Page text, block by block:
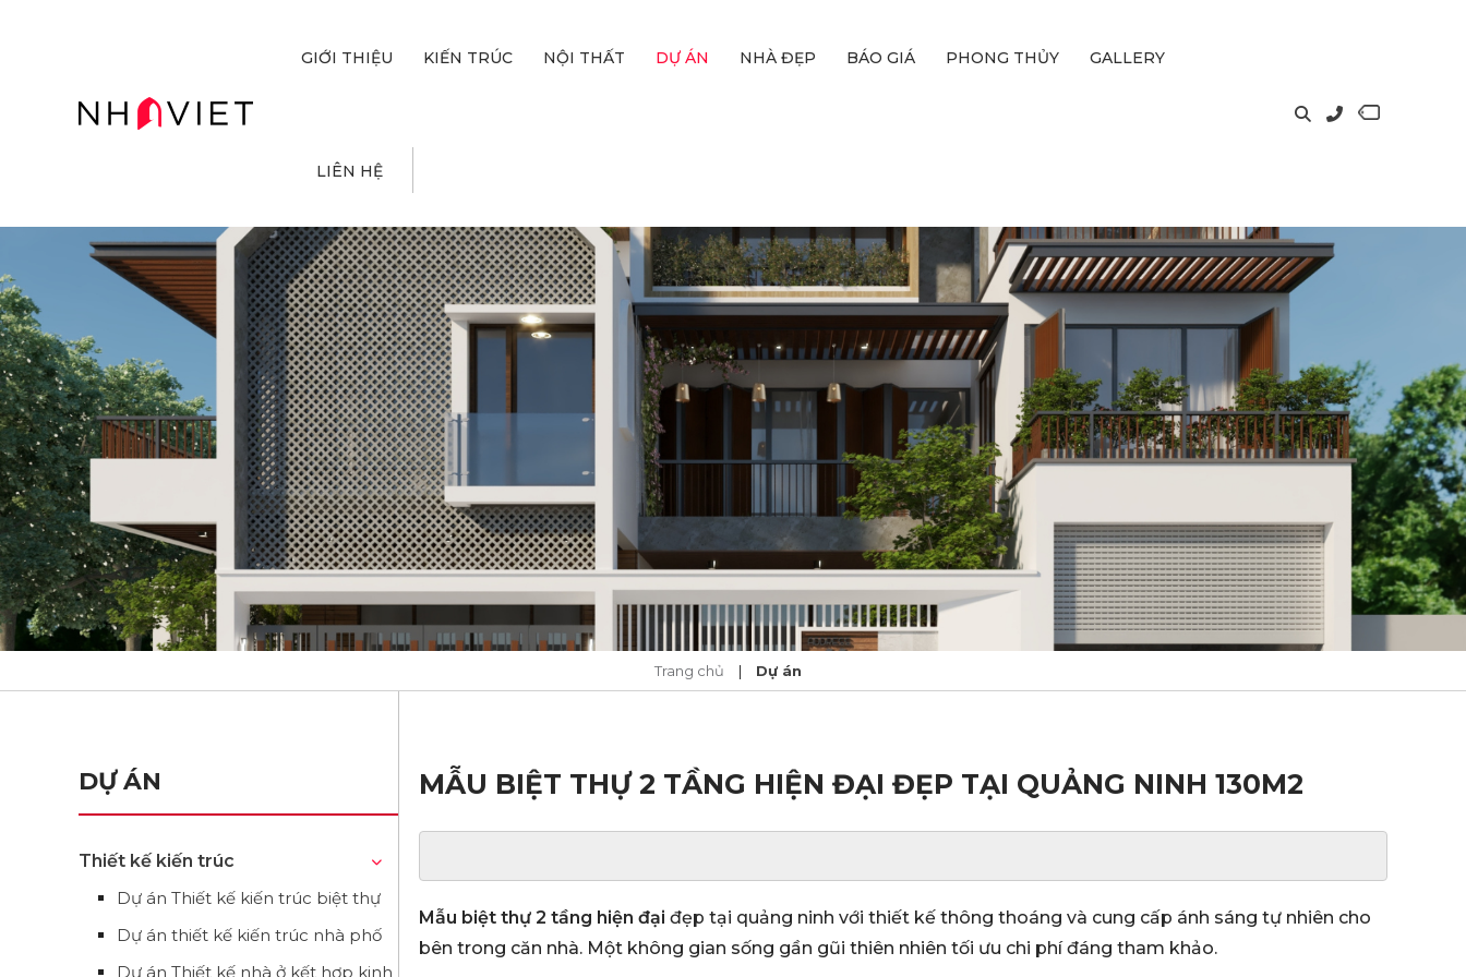
GIỚI THIỆU KIẾN TRÚC NỘI THẤT DỰ ÁN NHÀ ĐẸP BÁO GIÁ PHONG THỦY GALLERY
LIÊN HỆ
Trang chủ | Dự án
DỰ ÁN
Thiết kế kiến trúc
Dự án Thiết kế kiến trúc biệt thự
Dự án thiết kế kiến trúc nhà phố
Dự án Thiết kế nhà ở kết hợp kinh
MẪU BIỆT THỰ 2 TẦNG HIỆN ĐẠI ĐẸP TẠI QUẢNG NINH 130M2
Mẫu biệt thự 2 tầng hiện đại đẹp tại quảng ninh với thiết kế thông thoáng và cung cấp ánh sáng tự nhiên cho
bên trong căn nhà. Một không gian sống gần gũi thiên nhiên tối ưu chi phí đáng tham khảo.